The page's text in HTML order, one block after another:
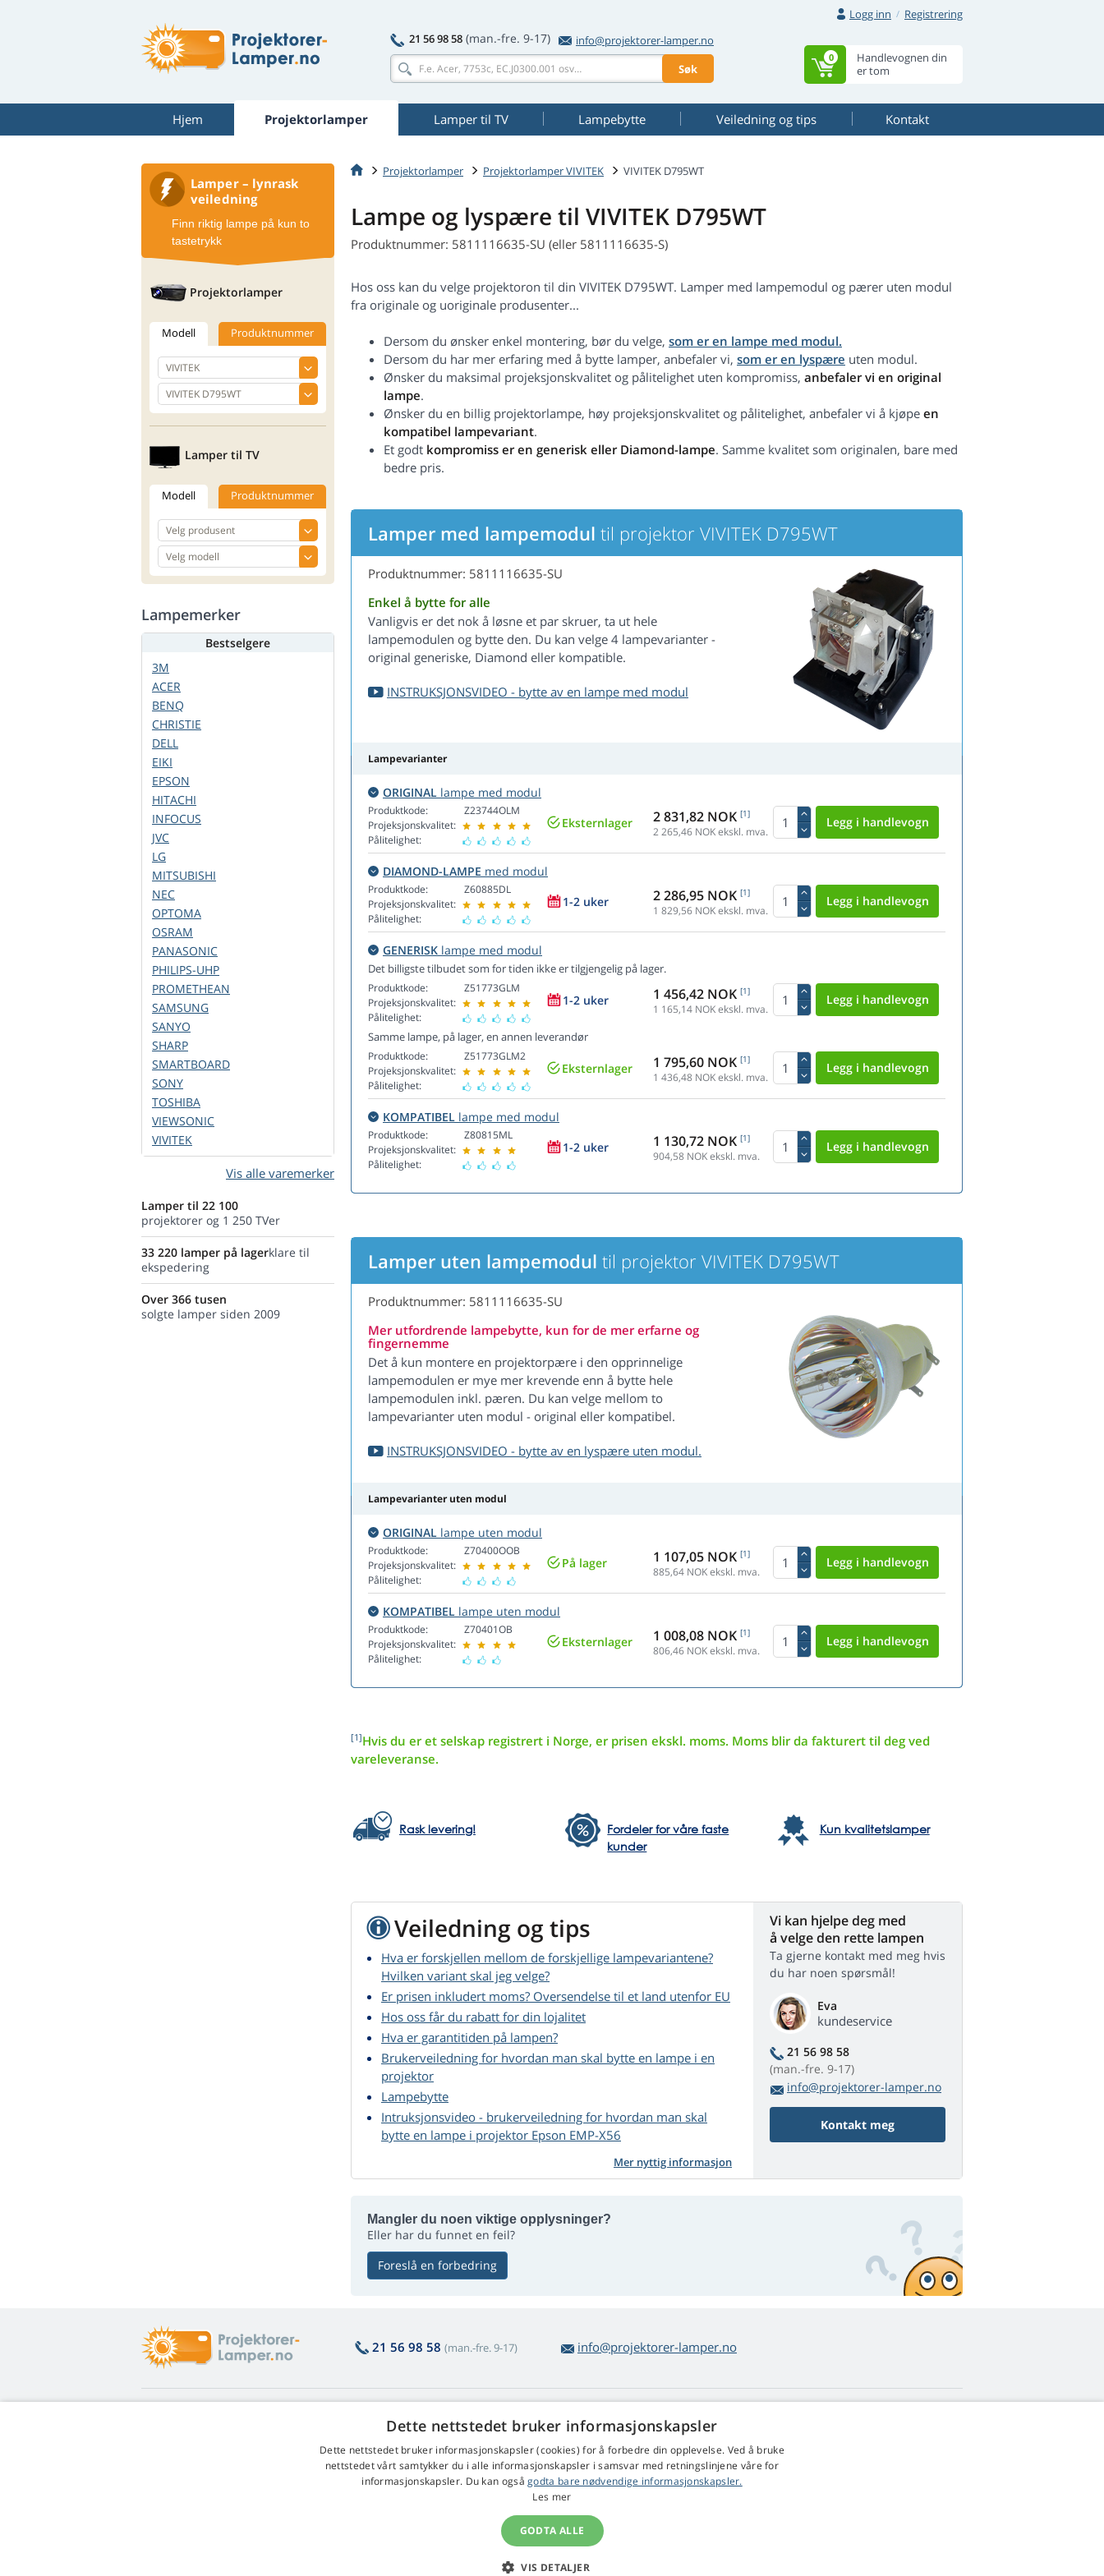
Logg inn
Registrering
21 56 98 58 (man.-fre. 9-17)
info@projektorer-lamper.no
Søk
Handlevognen din
er tom
0
Hjem Projektorlamper Lamper til TV Lampebytte Veiledning og tips Kontakt
Projektorlamper Projektorlamper VIVITEK VIVITEK D795WT
Lampe og lyspære til VIVITEK D795WT
Produktnummer: 5811116635-SU (eller 5811116635-S)
Hos oss kan du velge projektoron til din VIVITEK D795WT. Lamper med lampemodul og pærer uten modul
fra originale og uoriginale produsenter...
Dersom du ønsker enkel montering, bør du velge, som er en lampe med modul.
Dersom du har mer erfaring med å bytte lamper, anbefaler vi, som er en lyspære uten modul.
Ønsker du maksimal projeksjonskvalitet og pålitelighet uten kompromiss, anbefaler vi en original
lampe.
Ønsker du en billig projektorlampe, høy projeksjonskvalitet og pålitelighet, anbefaler vi å kjøpe en
kompatibel lampevariant.
Et godt kompromiss er en generisk eller Diamond-lampe. Samme kvalitet som originalen, bare med
bedre pris.
Lamper med lampemodul til projektor VIVITEK D795WT
Produktnummer: 5811116635-SU
Enkel å bytte for alle
Vanligvis er det nok å løsne et par skruer, ta ut hele
lampemodulen og bytte den. Du kan velge 4 lampevarianter -
original generiske, Diamond eller kompatible.
INSTRUKSJONSVIDEO - bytte av en lampe med modul
Lampevarianter
ORIGINAL lampe med modul
Produktkode:
Projeksjonskvalitet:
Pålitelighet:
Z23744OLM
Eksternlager 2 831,82 NOK [1]
2 265,46 NOK ekskl. mva.
DIAMOND-LAMPE med modul
Produktkode:
Projeksjonskvalitet:
Pålitelighet:
Z60885DL
1-2 uker 2 286,95 NOK [1]
1 829,56 NOK ekskl. mva.
GENERISK lampe med modul
Det billigste tilbudet som for tiden ikke er tilgjengelig på lager.
Produktkode:
Projeksjonskvalitet:
Pålitelighet:
Z51773GLM
1-2 uker 1 456,42 NOK [1]
1 165,14 NOK ekskl. mva.
Samme lampe, på lager, en annen leverandør
Produktkode:
Projeksjonskvalitet:
Pålitelighet:
Z51773GLM2
Eksternlager 1 795,60 NOK [1]
1 436,48 NOK ekskl. mva.
KOMPATIBEL lampe med modul
Produktkode:
Projeksjonskvalitet:
Pålitelighet:
Z80815ML
1-2 uker 1 130,72 NOK [1]
904,58 NOK ekskl. mva.
Lamper uten lampemodul til projektor VIVITEK D795WT
Produktnummer: 5811116635-SU
Mer utfordrende lampebytte, kun for de mer erfarne og
fingernemme
Det å kun montere en projektorpære i den opprinnelige
lampemodulen er mye mer krevende enn å bytte hele
lampemodulen inkl. pæren. Du kan velge mellom to
lampevarianter uten modul - original eller kompatibel.
INSTRUKSJONSVIDEO - bytte av en lyspære uten modul.
Lampevarianter uten modul
ORIGINAL lampe uten modul
Produktkode:
Projeksjonskvalitet:
Pålitelighet:
Z70400OOB
På lager 1 107,05 NOK [1]
885,64 NOK ekskl. mva.
KOMPATIBEL lampe uten modul
Produktkode:
Projeksjonskvalitet:
Pålitelighet:
Z70401OB
Eksternlager 1 008,08 NOK [1]
806,46 NOK ekskl. mva.
[1]Hvis du er et selskap registrert i Norge, er prisen ekskl. moms. Moms blir da fakturert til deg ved
vareleveranse.
Rask levering!
Fordeler for våre faste
kunder
Kun kvalitetslamper
Veiledning og tips
Hva er forskjellen mellom de forskjellige lampevariantene?
Hvilken variant skal jeg velge?
Er prisen inkludert moms? Oversendelse til et land utenfor EU
Hos oss får du rabatt for din lojalitet
Hva er garantitiden på lampen?
Brukerveiledning for hvordan man skal bytte en lampe i en
projektor
Lampebytte
Intruksjonsvideo - brukerveiledning for hvordan man skal
bytte en lampe i projektor Epson EMP-X56
Mer nyttig informasjon
Vi kan hjelpe deg med
å velge den rette lampen
Ta gjerne kontakt med meg hvis
du har noen spørsmål!
Eva
kundeservice
21 56 98 58
(man.-fre. 9-17)
info@projektorer-lamper.no
Kontakt meg
Mangler du noen viktige opplysninger?
Eller har du funnet en feil?
Foreslå en forbedring
Lamper – lynrask
veiledning
Finn riktig lampe på kun to
tastetrykk
Projektorlamper
Modell Produktnummer
Lamper til TV
Modell Produktnummer
Lampemerker
Bestselgere
3M
ACER
BENQ
CHRISTIE
DELL
EIKI
EPSON
HITACHI
INFOCUS
JVC
LG
MITSUBISHI
NEC
OPTOMA
OSRAM
PANASONIC
PHILIPS-UHP
PROMETHEAN
SAMSUNG
SANYO
SHARP
SMARTBOARD
SONY
TOSHIBA
VIEWSONIC
VIVITEK
Vis alle varemerker
Lamper til 22 100
projektorer og 1 250 TVer
33 220 lamper på lagerklare til
ekspedering
Over 366 tusen
solgte lamper siden 2009
21 56 98 58 (man.-fre. 9-17) info@projektorer-lamper.no
Retur og reklamasjon
Enkel vareretur
Forretningsvilkårene
Kontakt
Dette nettstedet bruker informasjonskapsler
Dette nettstedet bruker informasjonskapsler (cookies) for å forbedre din opplevelse. Ved å bruke
nettstedet vårt samtykker du i alle informasjonskapsler i samsvar med retningslinjene våre for
informasjonskapsler. Du kan ogsågodta bare nødvendige informasjonskapsler.
Les mer
GODTA ALLE
VIS DETALJER